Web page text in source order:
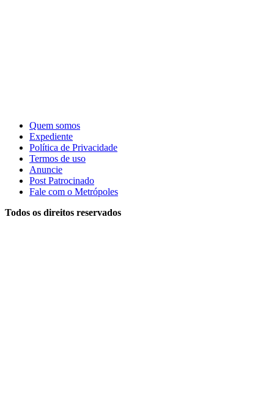
Quem somos
Expediente
Política de Privacidade
Termos de uso
Anuncie
Post Patrocinado
Fale com o Metrópoles
Todos os direitos reservados